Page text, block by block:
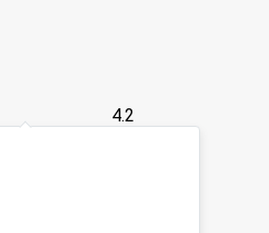
4.2